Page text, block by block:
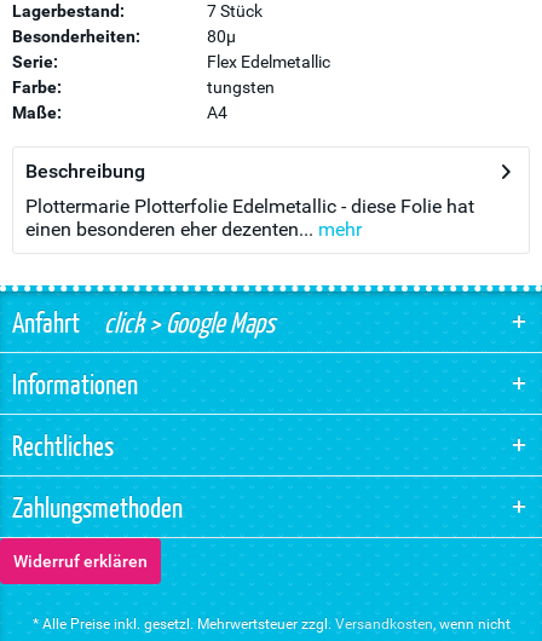
Lagerbestand:
7 Stück
Besonderheiten:
80µ
Serie:
Flex Edelmetallic
Farbe:
tungsten
Maße:
A4
Beschreibung
Plottermarie Plotterfolie Edelmetallic - diese Folie hat
einen besonderen eher dezenten... mehr
Anfahrtclick > Google Maps
Informationen
Rechtliches
Zahlungsmethoden
Widerruf erklären
* Alle Preise inkl. gesetzl. Mehrwertsteuer zzgl. Versandkosten, wenn nicht